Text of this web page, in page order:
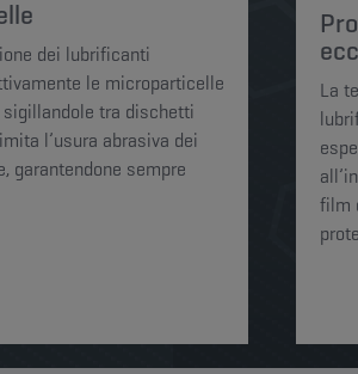
dei lubrificanti
le microparticelle
tra dischetti
l’usura abrasiva dei
garantendone sempre
La
film